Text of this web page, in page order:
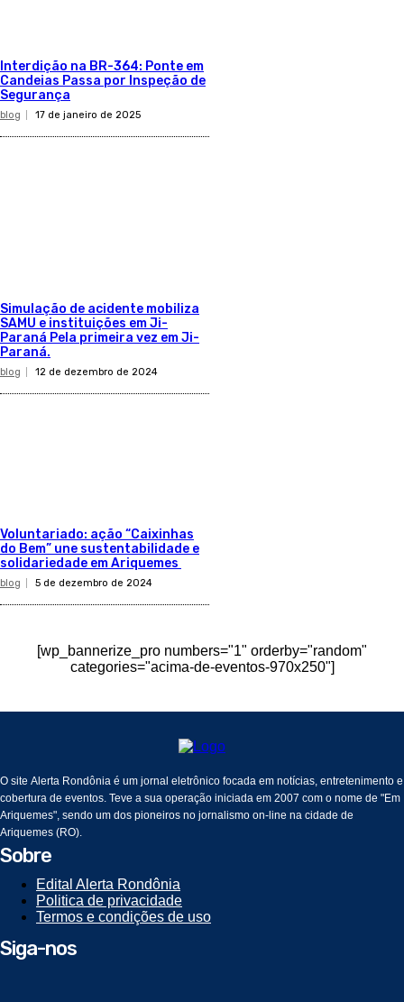
Interdição na BR-364: Ponte em
Candeias Passa por Inspeção de
Segurança
blog 17 de janeiro de 2025
Simulação de acidente mobiliza
SAMU e instituições em Ji-
Paraná Pela primeira vez em Ji-
Paraná.
blog 12 de dezembro de 2024
Voluntariado: ação “Caixinhas
do Bem” une sustentabilidade e
solidariedade em Ariquemes
blog 5 de dezembro de 2024
[wp_bannerize_pro numbers="1" orderby="random"
categories="acima-de-eventos-970x250"]
O site Alerta Rondônia é um jornal eletrônico focada em notícias, entretenimento e
cobertura de eventos. Teve a sua operação iniciada em 2007 com o nome de "Em
Ariquemes", sendo um dos pioneiros no jornalismo on-line na cidade de
Ariquemes (RO).
Sobre
Edital Alerta Rondônia
Politica de privacidade
Termos e condições de uso
Siga-nos